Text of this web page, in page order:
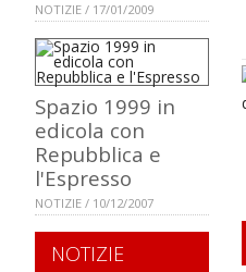
NOTIZIE / 17/01/2009
Spazio 1999 in
edicola con
Repubblica e
l'Espresso
NOTIZIE / 10/12/2007
NOTIZIE